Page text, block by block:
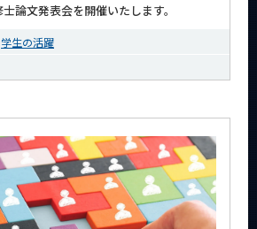
論文発表会を開催いたします。
学生の活躍